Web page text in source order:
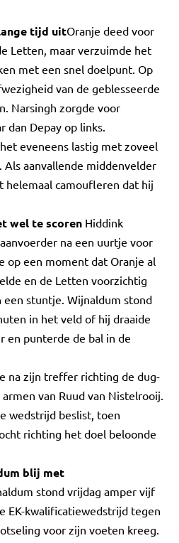
tijd uitOranje deed voor
Letten, maar verzuimde het
met een snel doelpunt. Op
van de geblesseerde
Narsingh zorgde voor
dan Depay op links.
eveneens lastig met zoveel
aanvallende middenvelder
helemaal camoufleren dat hij
wel te scoren Hiddink
na een uurtje voor
op een moment dat Oranje al
en de Letten voorzichtig
een stuntje. Wijnaldum stond
in het veld of hij draaide
en punterde de bal in de
na zijn treffer richting de dug-
van Ruud van Nistelrooij.
wedstrijd beslist, toen
richting het doel beloonde
blij met
stond vrijdag amper vijf
EK-kwalificatiewedstrijd tegen
voor zijn voeten kreeg.